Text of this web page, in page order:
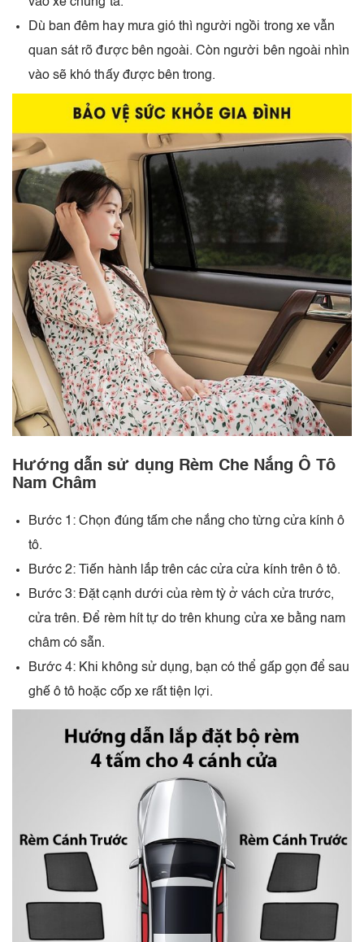
vào xe chúng ta.
Dù ban đêm hay mưa gió thì người ngồi trong xe vẫn
quan sát rõ được bên ngoài. Còn người bên ngoài nhìn
vào sẽ khó thấy được bên trong.
Hướng dẫn sử dụng Rèm Che Nắng Ô Tô
Nam Châm
Bước 1: Chọn đúng tấm che nắng cho từng cửa kính ô
tô.
Bước 2: Tiến hành lắp trên các cửa cửa kính trên ô tô.
Bước 3: Đặt cạnh dưới của rèm tỳ ở vách cửa trước,
cửa trên. Để rèm hít tự do trên khung cửa xe bằng nam
châm có sẵn.
Bước 4: Khi không sử dụng, bạn có thể gấp gọn để sau
ghế ô tô hoặc cốp xe rất tiện lợi.